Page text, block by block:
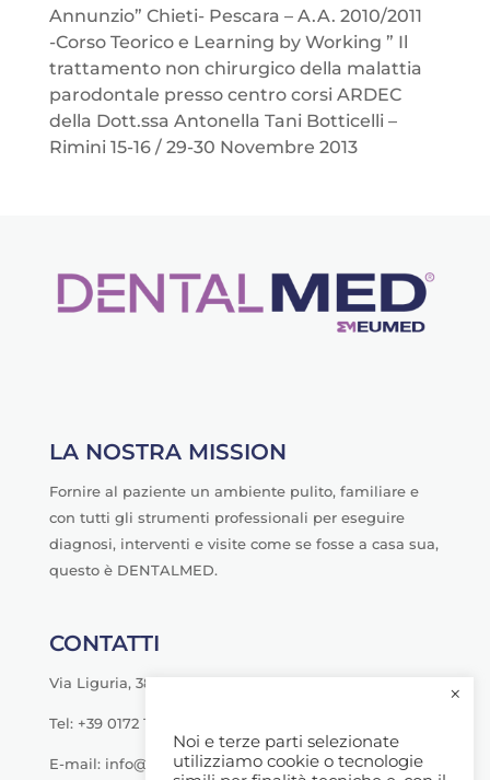
Annunzio” Chieti- Pescara – A.A. 2010/2011
-Corso Teorico e Learning by Working ” Il
trattamento non chirurgico della malattia
parodontale presso centro corsi ARDEC
della Dott.ssa Antonella Tani Botticelli –
Rimini 15-16 / 29-30 Novembre 2013
LA NOSTRA MISSION
Fornire al paziente un ambiente pulito, familiare e
con tutti gli strumenti professionali per eseguire
diagnosi, interventi e visite come se fosse a casa sua,
questo è DENTALMED.
CONTATTI
Via Liguria, 38 - Savigliano (CN)
Tel: +39 0172 1790000
E-mail: info@dentalmeditalia.it
×
Noi e terze parti selezionate
utilizziamo cookie o tecnologie